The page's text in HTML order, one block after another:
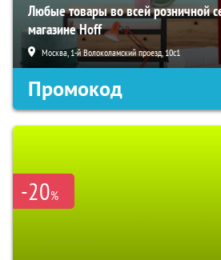
Любые товары во всей розничной
магазине Hoff
Москва, 1-й Волоколамский проезд, 10с1
Промокод
-20%